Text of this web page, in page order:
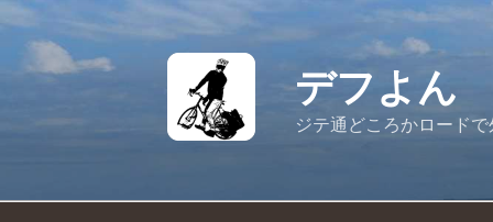
キ
デフよん
ジテ通どころかロードで